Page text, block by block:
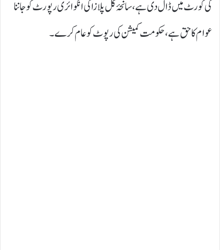
کی کورٹ میں ڈال دی ہے، سانحۂ گل پلازا کی انکوائری رپورٹ کو جاننا
عوام کا حق ہے، حکومت کمیشن کی رپوٹ کو عام کرے۔